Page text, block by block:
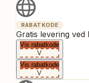
RABATKODE
Gratis levering
Vis rabatkode
V
Vis rabatkode
V